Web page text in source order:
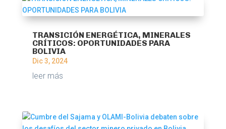
TRANSICIÓN ENERGÉTICA, MINERALES
CRÍTICOS: OPORTUNIDADES PARA
BOLIVIA
Dic 3, 2024
leer más